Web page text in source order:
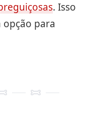
. Isso
para